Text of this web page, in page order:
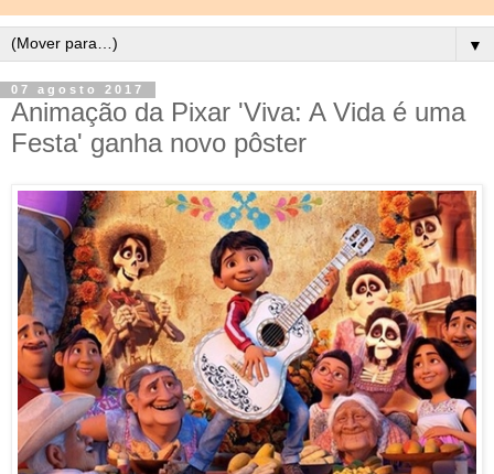
▼
07 agosto 2017
Animação da Pixar 'Viva: A Vida é uma
Festa' ganha novo pôster